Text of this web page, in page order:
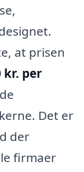
at prisen
kr. per
Det er
der
firmaer